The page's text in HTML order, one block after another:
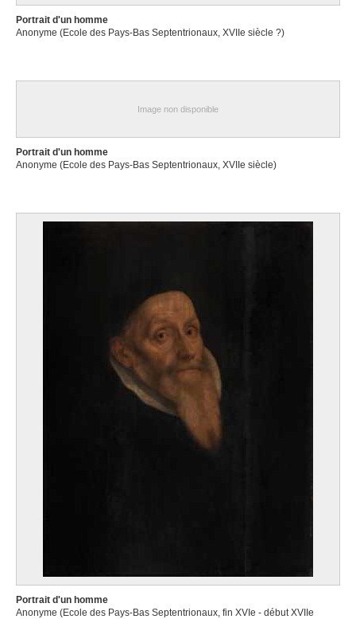
Portrait d'un homme
Anonyme (Ecole des Pays-Bas Septentrionaux, XVIIe siècle ?)
Image non disponible
Portrait d'un homme
Anonyme (Ecole des Pays-Bas Septentrionaux, XVIIe siècle)
Portrait d'un homme
Anonyme (Ecole des Pays-Bas Septentrionaux, fin XVIe - début XVIIe